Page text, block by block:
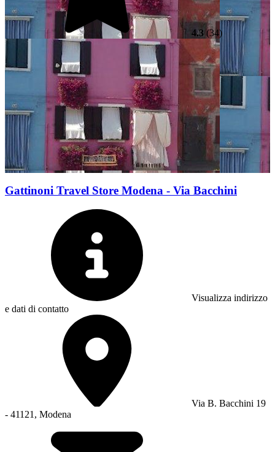
4.3 (34)
Gattinoni Travel Store Modena - Via Bacchini
Visualizza indirizzo
e dati di contatto
Via B. Bacchini 19
- 41121, Modena